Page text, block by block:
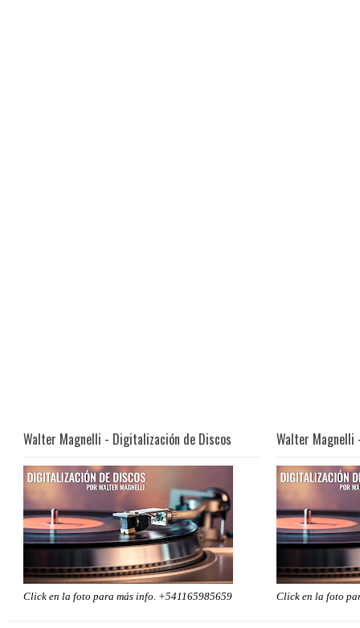
Walter Magnelli - Digitalización de Discos
Click en la foto para más info. +541165985659
Walter Magnelli
Click en la foto